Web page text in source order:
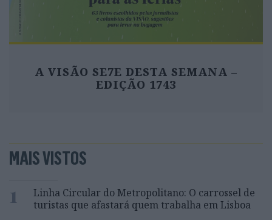
A VISÃO SE7E DESTA SEMANA –
EDIÇÃO 1743
MAIS VISTOS
1
Linha Circular do Metropolitano: O carrossel de
turistas que afastará quem trabalha em Lisboa